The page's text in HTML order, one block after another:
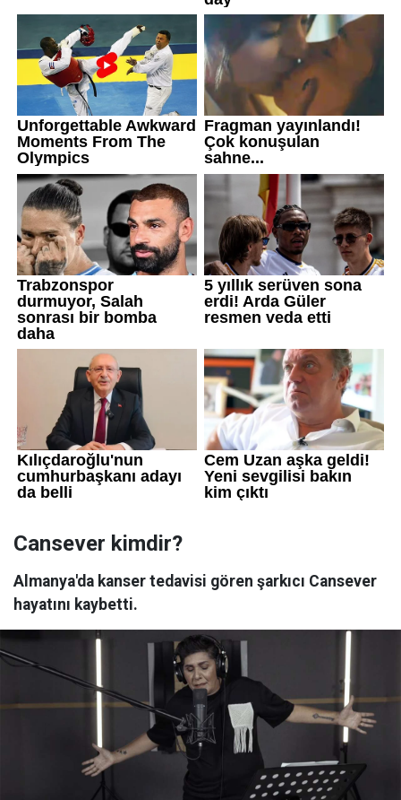
Cansever kimdir?
Almanya'da kanser tedavisi gören şarkıcı Cansever
hayatını kaybetti.